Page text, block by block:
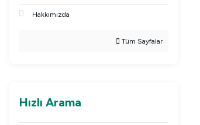
Hakkımızda
Tüm Sayfalar
Hızlı Arama